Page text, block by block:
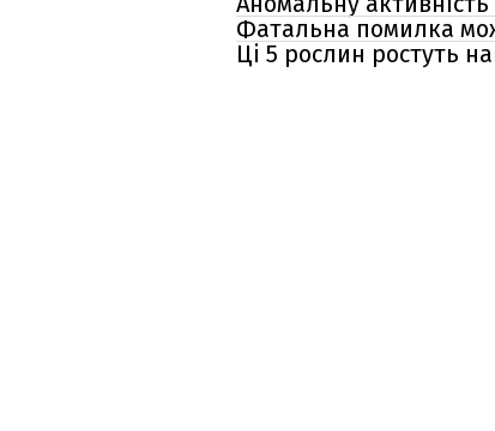
Фатальна помилка
Ці 5 рослин ростуть